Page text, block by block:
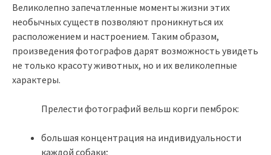
Великолепно запечатленные моменты жизни этих
необычных существ позволяют проникнуться их
расположением и настроением. Таким образом,
произведения фотографов дарят возможность увидеть
не только красоту животных, но и их великолепные
характеры.
Прелести фотографий вельш корги пемброк:
большая концентрация на индивидуальности
каждой собаки;